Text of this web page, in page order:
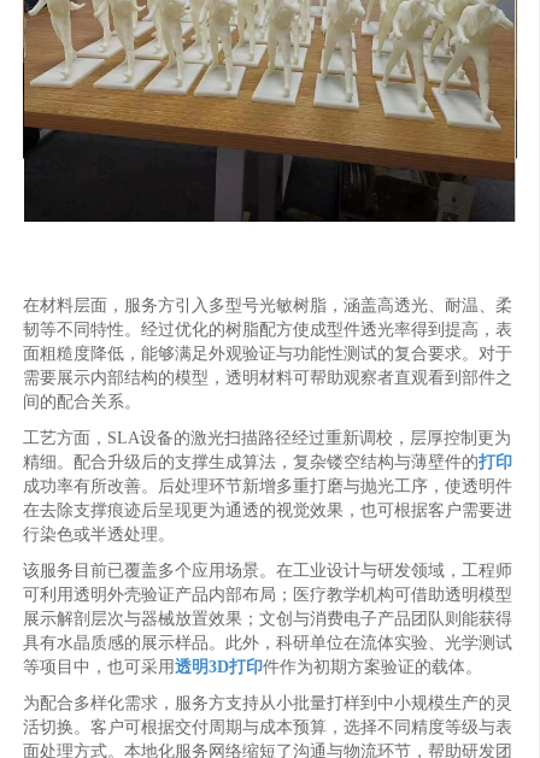
在材料层面，服务方引入多型号光敏树脂，涵盖高透光、耐温、柔
韧等不同特性。经过优化的树脂配方使成型件透光率得到提高，表
面粗糙度降低，能够满足外观验证与功能性测试的复合要求。对于
需要展示内部结构的模型，透明材料可帮助观察者直观看到部件之
间的配合关系。
工艺方面，SLA设备的激光扫描路径经过重新调校，层厚控制更为
精细。配合升级后的支撑生成算法，复杂镂空结构与薄壁件的打印
成功率有所改善。后处理环节新增多重打磨与抛光工序，使透明件
在去除支撑痕迹后呈现更为通透的视觉效果，也可根据客户需要进
行染色或半透处理。
该服务目前已覆盖多个应用场景。在工业设计与研发领域，工程师
可利用透明外壳验证产品内部布局；医疗教学机构可借助透明模型
展示解剖层次与器械放置效果；文创与消费电子产品团队则能获得
具有水晶质感的展示样品。此外，科研单位在流体实验、光学测试
等项目中，也可采用透明3D打印件作为初期方案验证的载体。
为配合多样化需求，服务方支持从小批量打样到中小规模生产的灵
活切换。客户可根据交付周期与成本预算，选择不同精度等级与表
面处理方式。本地化服务网络缩短了沟通与物流环节，帮助研发团